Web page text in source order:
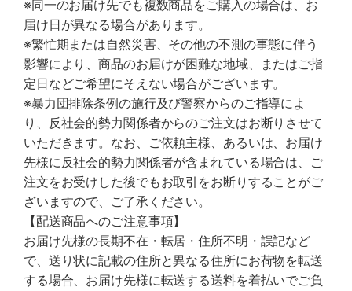
※同一のお届け先でも複数商品をご購入の場合は、お
届け日が異なる場合があります。
※繁忙期または自然災害、その他の不測の事態に伴う
影響により、商品のお届けが困難な地域、またはご指
定日などご希望にそえない場合がございます。
※暴力団排除条例の施行及び警察からのご指導によ
り、反社会的勢力関係者からのご注文はお断りさせて
いただきます。なお、ご依頼主様、あるいは、お届け
先様に反社会的勢力関係者が含まれている場合は、ご
注文をお受けした後でもお取引をお断りすることがご
ざいますので、ご了承ください。
【配送商品へのご注意事項】
お届け先様の長期不在・転居・住所不明・誤記など
で、送り状に記載の住所と異なる住所にお荷物を転送
する場合、お届け先様に転送する送料を着払いでご負